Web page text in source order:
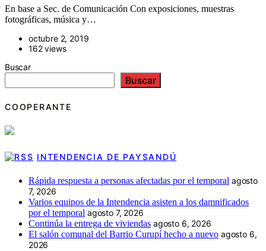
En base a Sec. de Comunicación Con exposiciones, muestras
fotográficas, música y…
octubre 2, 2019
162 views
Buscar
Buscar
COOPERANTE
INTENDENCIA DE PAYSANDÚ
Rápida respuesta a personas afectadas por el temporal agosto
7, 2026
Varios equipos de la Intendencia asisten a los damnificados
por el temporal agosto 7, 2026
Continúa la entrega de viviendas agosto 6, 2026
El salón comunal del Barrio Curupí hecho a nuevo agosto 6,
2026